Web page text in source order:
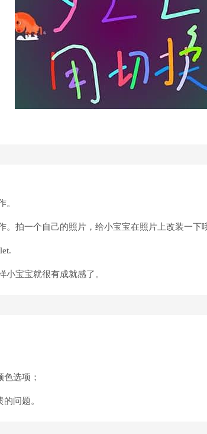
。
。拍一个自己的照片，给小宝宝在照片上改装一下
小宝宝就很有成就感了。
选项；
问题。